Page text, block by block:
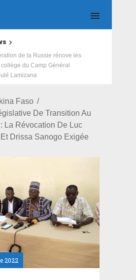
de la Russie rénove les
du Camp Général
Lamizana
Faso
De Transition Au
La Révocation De Luc
Drissa Sanogo Exigée
2022